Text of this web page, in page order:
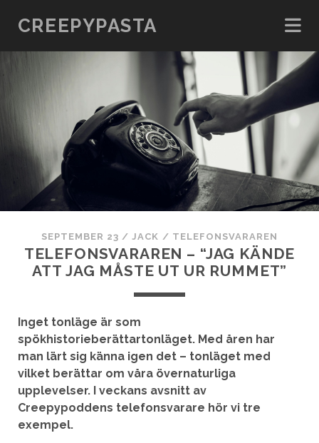
CREEPYPASTA
SEPTEMBER 23 /JACK / TELEFONSVARAREN
TELEFONSVARAREN – “JAG KÄNDE
ATT JAG MÅSTE UT UR RUMMET”
Inget tonläge är som
spökhistorieberättartonläget. Med åren har
man lärt sig känna igen det – tonläget med
vilket berättar om våra övernaturliga
upplevelser. I veckans avsnitt av
Creepypoddens telefonsvarare hör vi tre
exempel.